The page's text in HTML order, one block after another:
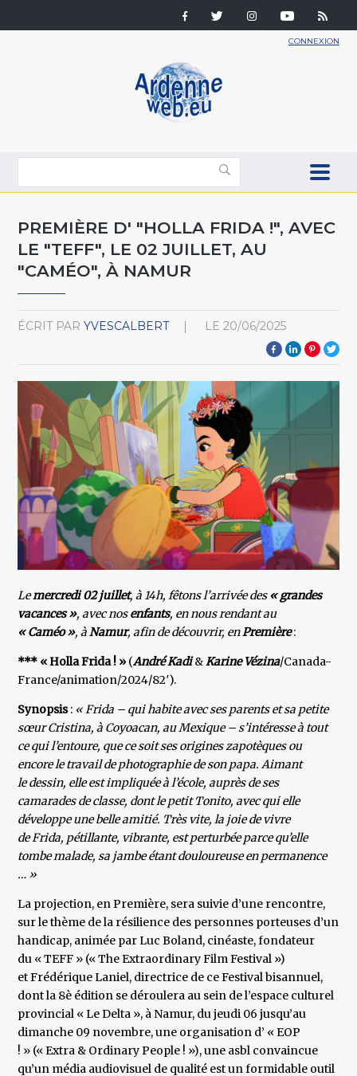
CONNEXION
PREMIÈRE D' "HOLLA FRIDA !", AVEC
LE "TEFF", LE 02 JUILLET, AU
"CAMÉO", À NAMUR
ÉCRIT PAR YVESCALBERT LE 20/06/2025
Lemercredi 02 juillet, à 14h, fêtons l’arrivée des« grandes
vacances », avec nosenfants, en nous rendant au
« Caméo », àNamur, afin de découvrir, enPremière:
*** « Holla Frida ! » (André Kadi&Karine Vézina/Canada-
France/animation/2024/82′).
Synopsis: « Frida – qui habite avec ses parents et sa petite
sœur Cristina, à Coyoacan, au Mexique – s’intéresse à tout
ce qui l’entoure, que ce soit ses origines zapotèques ou
encore le travail de photographie de son papa. Aimant
le dessin, elle est impliquée à l’école, auprès de ses
camarades de classe, dont le petit Tonito, avec qui elle
développe une belle amitié. Très vite, la joie de vivre
de Frida, pétillante, vibrante, est perturbée parce qu’elle
tombe malade, sa jambe étant douloureuse en permanence
… »
La projection, en Première, sera suivie d’une rencontre,
sur le thème de la résilience des personnes porteuses d’un
handicap, animée par Luc Boland, cinéaste, fondateur
du « TEFF » (« The Extraordinary Film Festival »)
et Frédérique Laniel, directrice de ce Festival bisannuel,
dont la 8è édition se déroulera au sein de l’espace culturel
provincial « Le Delta », à Namur, du jeudi 06 jusqu’au
dimanche 09 novembre, une organisation d’ « EOP
! » (« Extra & Ordinary People ! »), une asbl convaincue
qu’un média audiovisuel de qualité est un formidable outil